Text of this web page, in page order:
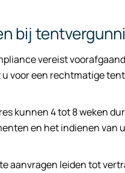
bij
vereist
voor een rechtmatige
kunnen 4 tot 8 weken
en het indienen van
aanvragen leiden tot